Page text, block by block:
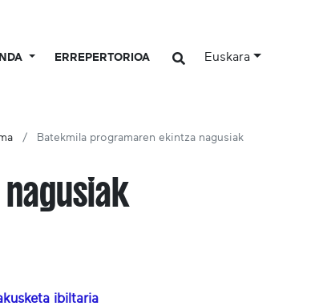
ERREPERTORIOA Euskara
Batekmila programaren ekintza nagusiak
ibiltaria